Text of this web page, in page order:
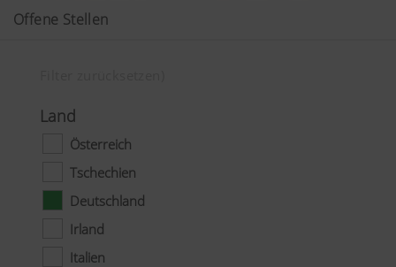
Offene Stellen
Land
Österreich
Tschechien
Deutschland
Irland
Italien